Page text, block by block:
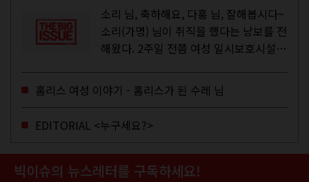
소리 님, 축하해요, 다홍 님, 잘해봅시다~
소리(가명) 님이 취직을 했다는 낭보를 전
해왔다. 2주일 전쯤 여성 일시보호시설에
고, 저 오늘이 마지막이에요, 이렇게 인사
를 하고 가셨던...
홈리스 여성 이야기 - 홈리스가 된 수레 님
EDITORIAL <누구세요?>
빅이슈의 뉴스레터를 구독하세요!